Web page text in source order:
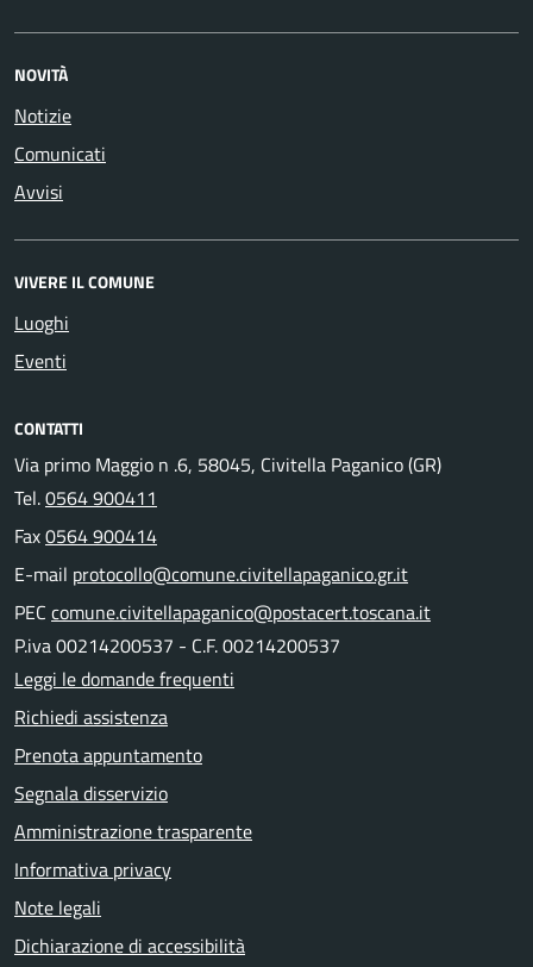
NOVITÀ
Notizie
Comunicati
Avvisi
VIVERE IL COMUNE
Luoghi
Eventi
CONTATTI
Via primo Maggio n .6, 58045, Civitella Paganico (GR)
Tel.0564 900411
Fax0564 900414
E-mail protocollo@comune.civitellapaganico.gr.it
PEC comune.civitellapaganico@postacert.toscana.it
P.iva 00214200537 - C.F. 00214200537
Leggi le domande frequenti
Richiedi assistenza
Prenota appuntamento
Segnala disservizio
Amministrazione trasparente
Informativa privacy
Note legali
Dichiarazione di accessibilità